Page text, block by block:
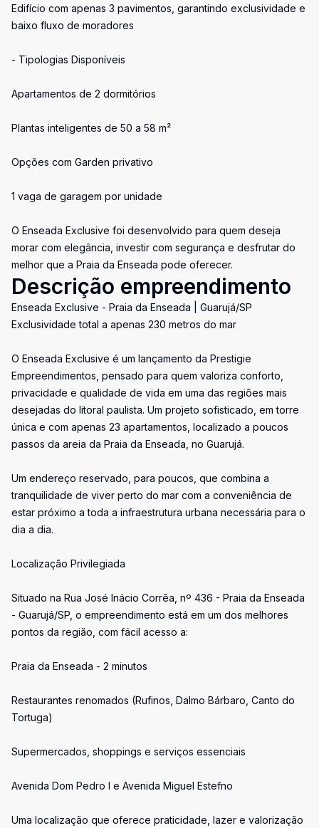
Edifício com apenas 3 pavimentos, garantindo exclusividade e
baixo fluxo de moradores
- Tipologias Disponíveis
Apartamentos de 2 dormitórios
Plantas inteligentes de 50 a 58 m²
Opções com Garden privativo
1 vaga de garagem por unidade
O Enseada Exclusive foi desenvolvido para quem deseja
morar com elegância, investir com segurança e desfrutar do
melhor que a Praia da Enseada pode oferecer.
Descrição empreendimento
Enseada Exclusive - Praia da Enseada | Guarujá/SP
Exclusividade total a apenas 230 metros do mar
O Enseada Exclusive é um lançamento da Prestigie
Empreendimentos, pensado para quem valoriza conforto,
privacidade e qualidade de vida em uma das regiões mais
desejadas do litoral paulista. Um projeto sofisticado, em torre
única e com apenas 23 apartamentos, localizado a poucos
passos da areia da Praia da Enseada, no Guarujá.
Um endereço reservado, para poucos, que combina a
tranquilidade de viver perto do mar com a conveniência de
estar próximo a toda a infraestrutura urbana necessária para o
dia a dia.
Localização Privilegiada
Situado na Rua José Inácio Corrêa, nº 436 - Praia da Enseada
- Guarujá/SP, o empreendimento está em um dos melhores
pontos da região, com fácil acesso a:
Praia da Enseada - 2 minutos
Restaurantes renomados (Rufinos, Dalmo Bárbaro, Canto do
Tortuga)
Supermercados, shoppings e serviços essenciais
Avenida Dom Pedro I e Avenida Miguel Estefno
Uma localização que oferece praticidade, lazer e valorização